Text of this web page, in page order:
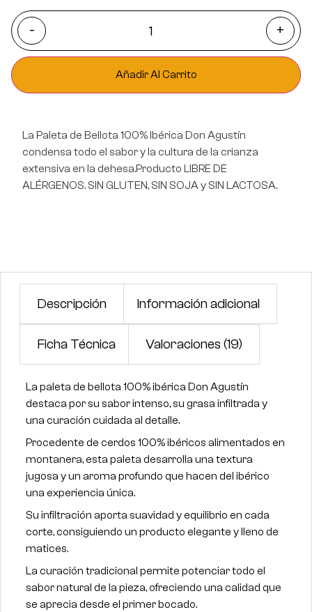
- +
Añadir Al Carrito
La Paleta de Bellota 100% Ibérica Don Agustín
condensa todo el sabor y la cultura de la crianza
extensiva en la dehesa.Producto LIBRE DE
ALÉRGENOS. SIN GLUTEN, SIN SOJA y SIN LACTOSA.
Descripción Información adicional
Ficha Técnica Valoraciones (19)
La paleta de bellota 100% ibérica Don Agustín
destaca por su sabor intenso, su grasa infiltrada y
una curación cuidada al detalle.
Procedente de cerdos 100% ibéricos alimentados en
montanera, esta paleta desarrolla una textura
jugosa y un aroma profundo que hacen del ibérico
una experiencia única.
Su infiltración aporta suavidad y equilibrio en cada
corte, consiguiendo un producto elegante y lleno de
matices.
La curación tradicional permite potenciar todo el
sabor natural de la pieza, ofreciendo una calidad que
se aprecia desde el primer bocado.